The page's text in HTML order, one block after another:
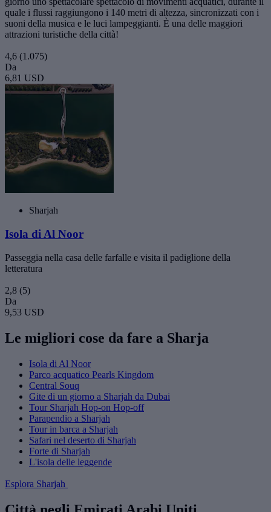
quale i flussi raggiungono i 140 metri di altezza, sincronizzati con i
suoni della musica e le luci lampeggianti. È una delle maggiori
attrazioni turistiche della città!
4,6 (1.075)
Da
6,81 USD
Sharjah
Isola di Al Noor
Passeggia nella casa delle farfalle e visita il padiglione della
letteratura
2,8 (5)
Da
9,53 USD
Le migliori cose da fare a Sharja
Isola di Al Noor
Parco acquatico Pearls Kingdom
Central Souq
Gite di un giorno a Sharjah da Dubai
Tour Sharjah Hop-on Hop-off
Parapendio a Sharjah
Tour in barca a Sharjah
Safari nel deserto di Sharjah
Forte di Sharjah
L'isola delle leggende
Esplora Sharjah